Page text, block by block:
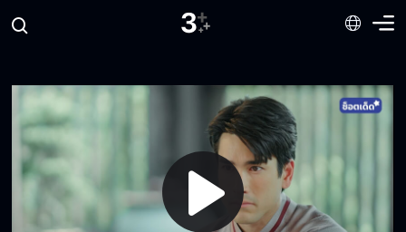
Play
ถ้าเอ็งมีใจให้ ละออ เอ็งต้องทำตัวดีกว่านี้
ไม่ว่าจะเกิดชาติภพใด พี่ก็จะขออยู่เคียงข้างเจ้า
เยี่ยงนี้